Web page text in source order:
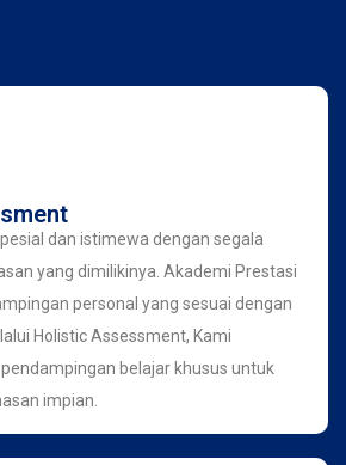
dan istimewa dengan segala
yang dimilikinya. Akademi Prestasi
personal yang sesuai dengan
Holistic Assessment, Kami
belajar khusus untuk
impian.